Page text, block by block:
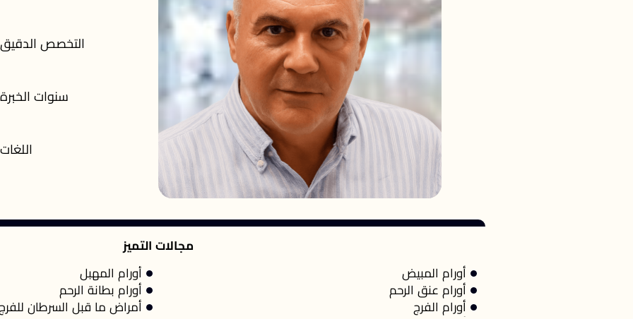
التخصص الدقيق
سنوات الخبرة
اللغات
مجالات التميز
أورام المبيض
أورام عنق الرحم
أورام الفرج
أورام المهبل
أورام بطانة الرحم
أمراض ما قبل السرطان